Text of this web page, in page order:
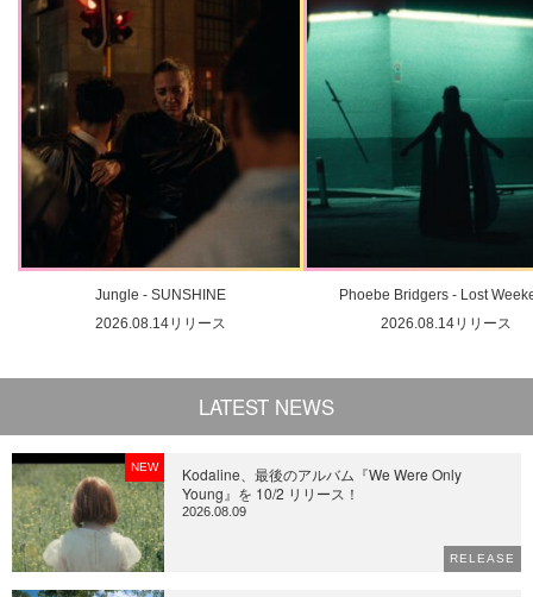
Jungle - SUNSHINE
2026.08.14リリース
Phoebe Bridgers - Lost
2026.08.14リリース
LATEST NEWS
NEW
Kodaline、最後のアルバム『We Were Only
Young』を 10/2 リリース！
2026.08.09
RELEASE